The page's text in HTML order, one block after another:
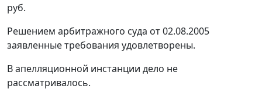
руб.
Решением арбитражного суда от 02.08.2005
заявленные требования удовлетворены.
В апелляционной инстанции дело не
рассматривалось.